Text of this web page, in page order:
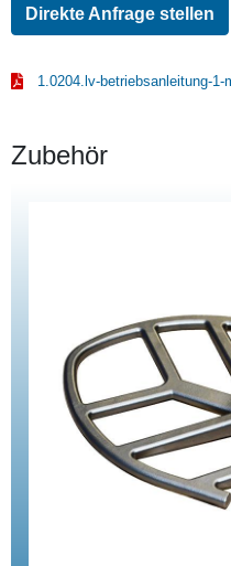
Direkte Anfrage stellen
1.0204.lv-betriebsanleitung-
Zubehör